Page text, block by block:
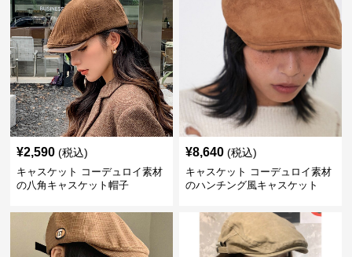
¥2,590 (税込)
キャスケット コーデュロイ素材
の八角キャスケット帽子
¥8,640 (税込)
キャスケット コーデュロイ素材
のハンチング風キャスケット